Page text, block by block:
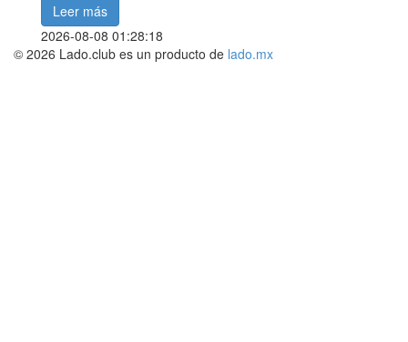
Leer más
2026-08-08 01:28:18
© 2026 Lado.club es un producto de lado.mx